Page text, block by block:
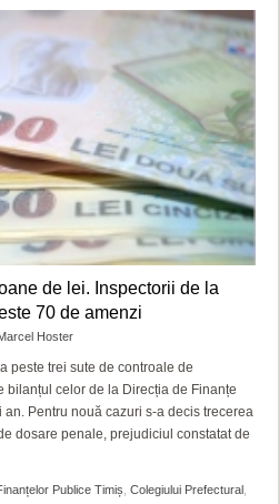
de lei. Inspectorii de la
70 de amenzi
Hoster
peste trei sute de controale de
bilanțul celor de la Direcția de Finanțe
Pentru nouă cazuri s-a decis trecerea
dosare penale, prejudiciul constatat de
Publice Timiș Colegiului Prefectural